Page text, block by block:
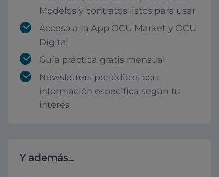
Modelos y contratos listos para usar
Acceso a la App OCU Market y OCU
Digital
Guía práctica gratis mensual
Newsletters periódicas con
información específica según tu
interés
Y además...